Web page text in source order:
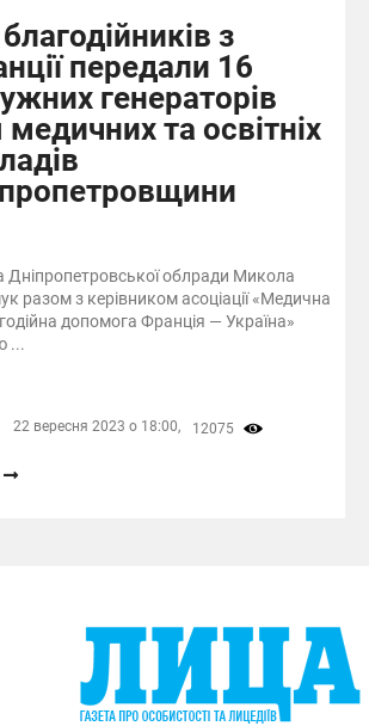
з
передали 16
генераторів
та освітніх
Дніпропетровської облради Микола
разом з керівником асоціації «Медична
допомога Франція — Україна»
...
22 вересня 2023 о 18:00, 12075